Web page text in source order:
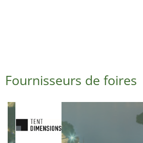
Fournisseurs de foires